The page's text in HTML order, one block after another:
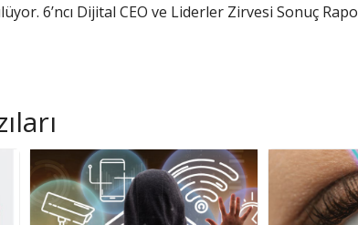
6’ncı Dijital CEO ve Liderler Zirvesi Sonuç